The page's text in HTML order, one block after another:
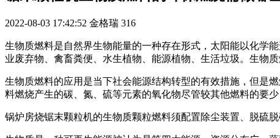
2022-08-03 17:42:52 金格瑞 316
生物质燃料是自然界生物能量的一种存在形式，太阳能以化学
业废弃物、禽畜粪便、水生植物、能源植物、生活垃圾。生物
生物质燃料的应用是当下社会能源结构转型的有效措施，但是
料燃烧产生的碳、氮、硫等元素的氧化物尽管较其他燃料的要
锅炉房烧锯末颗粒机的生物质颗粒燃料须配置除尘装置、脱硫